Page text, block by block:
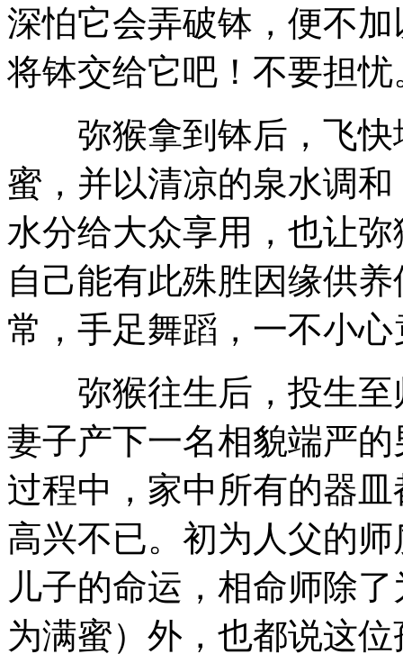
深怕它会弄破钵，便不
将钵交给它吧！不要担忧
弥猴拿到钵后，飞快
蜜，并以清凉的泉水调
水分给大众享用，也让
自己能有此殊胜因缘供
常，手足舞蹈，一不小
弥猴往生后，投生至
妻子产下一名相貌端严
过程中，家中所有的器
高兴不已。初为人父的
儿子的命运，相命师除
为满蜜）外，也都说这